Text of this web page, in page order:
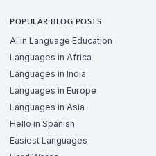
POPULAR BLOG POSTS
AI in Language Education
Languages in Africa
Languages in India
Languages in Europe
Languages in Asia
Hello in Spanish
Easiest Languages